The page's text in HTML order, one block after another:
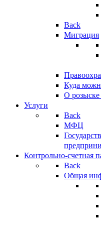
Back
Миграция
Куда
О розыске
Услуги
Back
МФЦ
Контрольно-счетная
Back
Общая